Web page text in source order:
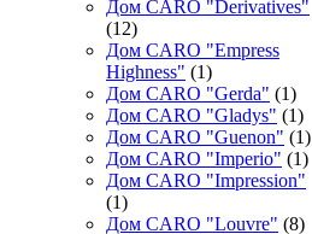
Дом CARO "Derivatives"
(12)
Дом CARO "Empress
Highness" (1)
Дом CARO "Gerda" (1)
Дом CARO "Gladys" (1)
Дом CARO "Guenon" (1)
Дом CARO "Imperio" (1)
Дом CARO "Impression"
(1)
Дом CARO "Louvre" (8)